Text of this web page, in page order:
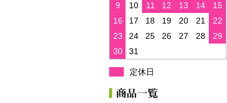
9
10 11 12 13 14
15
16
17 18 19 20 21
22
23
24 25 26 27 28
29
30
31
定休日